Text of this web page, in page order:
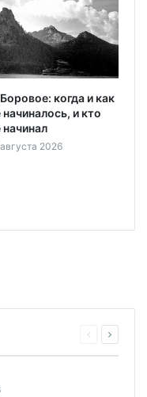
Боровое: когда и как
начиналось, и кто
начинал
2026